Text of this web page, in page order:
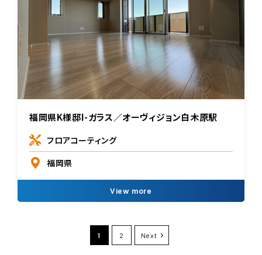
福岡県K様邸I-ガラス／オーヴィジョン白木原駅
フロアコーティング
福岡県
View more
1 2 Next